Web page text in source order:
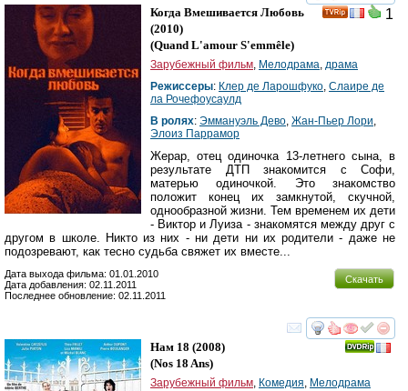
смотреть
1
Когда Вмешивается Любовь
(2010)
(Quand L'amour S'emmêle)
Зарубежный фильм, Мелодрама, драма
Режиссеры: Клер де Ларошфуко, Cлаире де
ла Рочефоуcаулд
В ролях: Эммануэль Дево, Жан-Пьер Лори,
Элоиз Паррамор
Жерар, отец одиночка 13-летнего сына, в
результате ДТП знакомится с Софи,
матерью одиночкой. Это знакомство
положит конец их замкнутой, скучной,
однообразной жизни. Тем временем их дети
- Виктор и Луиза - знакомятся между друг с
другом в школе. Никто из них - ни дети ни их родители - даже не
подозревают, как тесно судьба свяжет их вместе...
Скачать
Дата выхода фильма: 01.01.2010
Дата добавления: 02.11.2011
Последнее обновление: 02.11.2011
смотреть
Нам 18 (2008)
(Nos 18 Ans)
Зарубежный фильм, Комедия, Мелодрама